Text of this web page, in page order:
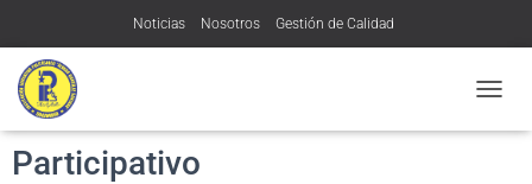
Noticias Nosotros Gestión de Calidad
Transparencia y acceso a la información pública
A
Planeación y Presupuesto
Participativo